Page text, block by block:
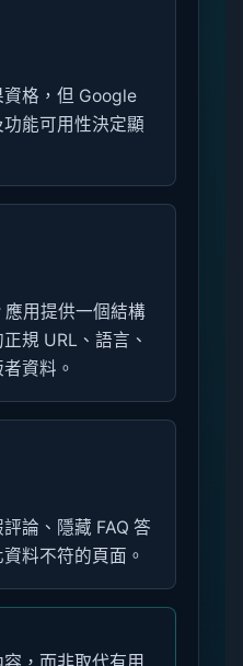
格，但 Google
能可用性決定顯
應用提供一個結構
規 URL、語言、
資料。
論、隱藏 FAQ 答
料不符的頁面。